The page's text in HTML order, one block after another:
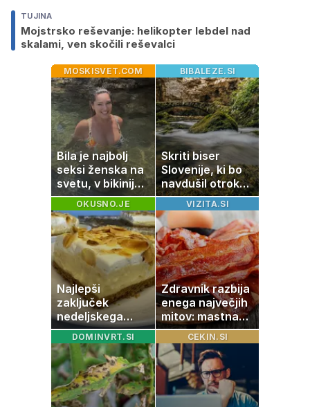
TUJINA
Mojstrsko reševanje: helikopter lebdel nad
skalami, ven skočili reševalci
MOSKISVET.COM
Bila je najbolj
seksi ženska na
svetu, v bikiniju
znova navdušila
BIBALEZE.SI
Skriti biser
Slovenije, ki bo
navdušil otroke:
popolna ideja za
družinski izlet
OKUSNO.JE
Najlepši
zaključek
nedeljskega
kosila: 8 sladic
brez peke, ki se
jih vsi veselijo
VIZITA.SI
Zdravnik razbija
enega največjih
mitov: mastna
jetra ne
nastanejo zaradi
slanine, temveč
zaradi živila, ki
ga imamo vsi
radi
DOMINVRT.SI CEKIN.SI